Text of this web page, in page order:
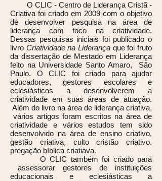
O CLIC - Centro de Liderança Cristã -
Criativa foi criado em 2009 com o objetivo
de desenvolver pesquisa na área de
liderança com foco na criatividade.
Dessas pesquisas iniciais foi publicado o
livro Criatividade na Liderança que foi fruto
da dissertação de Mestado em Liderança
feito na Universidade Santo Amaro, São
Paulo. O CLIC foi criado para ajudar
educadores, gestores escolares e
eclesiásticos a desenvolverem a
criatividade em suas áreas de atuação.
Além do livro na área de liderança criativa,
vários artigos foram escritos na área de
criatividade e vários estudos tem sido
desenvolvido na área de ensino criativo,
gestão criativa, culto cristão criativo,
pregação bíblica criatiava.
O CLIC também foi criado para
assessorar gestores de instituições
educacionais e eclesiásticas a